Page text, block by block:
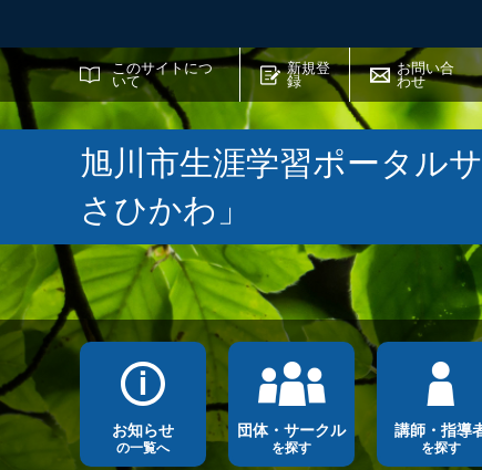
このサイトにつ
いて
新規登
録
お問い合
わせ
サイト内検索
旭川市生涯学習ポータル
さひかわ」
お知らせ
の一覧へ
団体・サークル
を探す
講師・指導
を探す